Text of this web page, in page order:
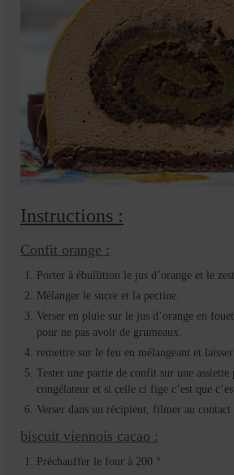
Instructions :
Confit orange :
Porter à ébullition le jus d’orange et le
Mélanger le sucre et la pectine.
Verser en pluie sur le jus d’orange en
pour ne pas avoir de grumeaux.
remettre sur le feu en mélangeant et
Tester une partie de confit sur une assiette
congélateur et si celle ci fige c’est que
Verser dans un récipient, filmer au
biscuit viennois cacao :
Préchauffer le four à 200 °.